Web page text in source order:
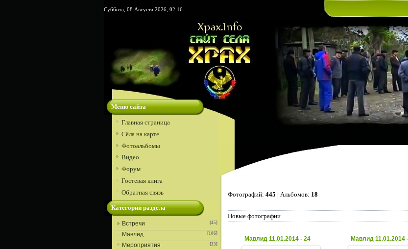
Суббота, 08 Августа 2026, 02:16
Меню сайта
Главная страница
Сёла на карте
Фотоальбомы
Видео
Форум
Гостевая книга
Обратная связь
Категории раздела
Встречи [45]
Мавлид [106]
Мероприятия [33]
Фотографий: 445 | Альбомов: 18
Новые фотографии
Мавлид 11.01.2014 - 24 Мавлид 11.01.2014